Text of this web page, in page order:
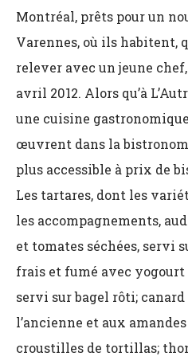
Montréal, prêts pour un
Varennes, où ils habitent,
relever avec un jeune chef,
avril 2012. Alors qu’à
une cuisine
œuvrent dans la
plus accessible à prix de
Les tartares, dont les
les accompagnements,
et tomates séchées, servi
frais et fumé avec yogourt
servi sur bagel rôti; canard
l’ancienne et aux
croustilles de tortillas;